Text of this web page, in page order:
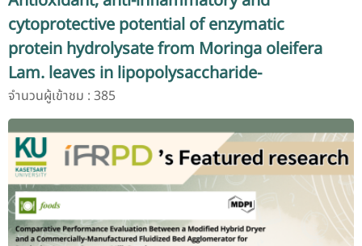
cytoprotective potential of enzymatic
protein hydrolysate from Moringa oleifera
Lam. leaves in lipopolysaccharide-
stimulated RAW 264.7 macrophages
จำนวนผู้เข้าชม : 385